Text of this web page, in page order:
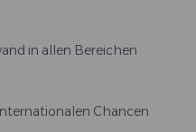
in allen Bereichen
Chancen